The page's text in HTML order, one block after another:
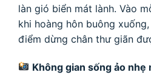
làn gió biển mát lành. Vào
khi hoàng hôn buông
điểm dừng chân thư giãn
Không gian sống ảo nhẹ